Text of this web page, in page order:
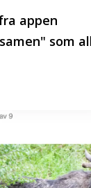
appen
som